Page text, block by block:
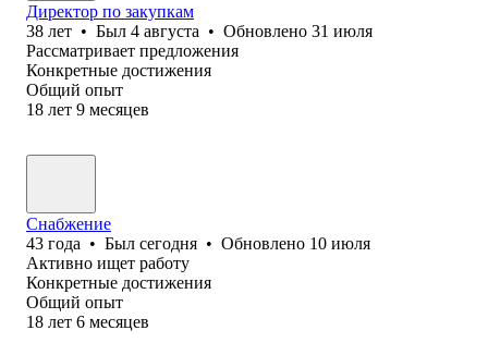
Директор по закупкам
38 лет • Был 4 августа • Обновлено 31 июля
Рассматривает предложения
Конкретные достижения
Общий опыт
18 лет 9 месяцев
Снабжение
43 года • Был сегодня • Обновлено 10 июля
Активно ищет работу
Конкретные достижения
Общий опыт
18 лет 6 месяцев